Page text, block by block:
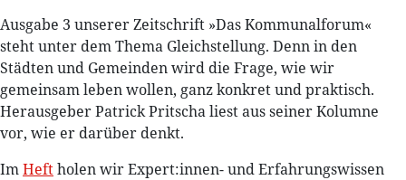
Ausgabe 3 unserer Zeitschrift »Das Kommunalforum«
steht unter dem Thema Gleichstellung. Denn in den
Städten und Gemeinden wird die Frage, wie wir
gemeinsam leben wollen, ganz konkret und praktisch.
Herausgeber Patrick Pritscha liest aus seiner Kolumne
vor, wie er darüber denkt.
ImHeftholen wir Expert:innen- und Erfahrungswissen